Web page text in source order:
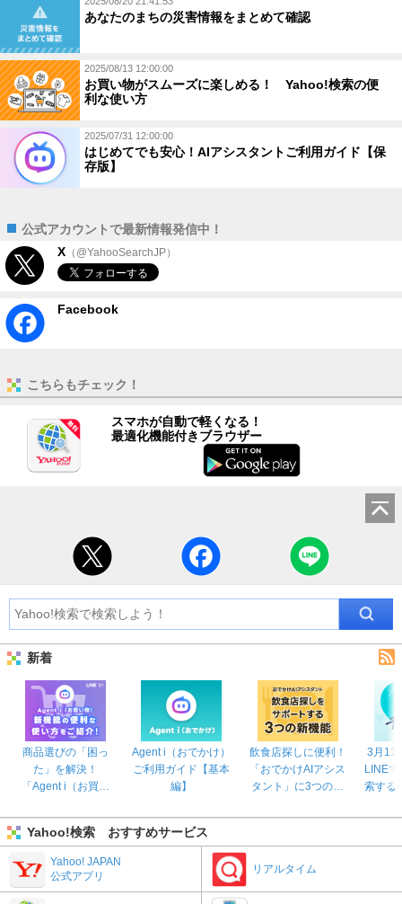
あなたのまちの災害情報をまとめて確認
2025/08/13 12:00:00
お買い物がスムーズに楽しめる！ Yahoo!検索の便
利な使い方
2025/07/31 12:00:00
はじめてでも安心！AIアシスタントご利用ガイド【保
存版】
公式アカウントで最新情報発信中！
X （@YahooSearchJP）
Facebook
こちらもチェック！
スマホが自動で軽くなる！
最適化機能付きブラウザー
新着
商品選びの「困っ
た」を解決！
「Agent i（お買い
紹介
Agent i​（おで​かけ）​
ご利用​ガイド【基本
編】
飲食店探しに便利！
「おでかけAIアシス
タント」に3つの新
3月11
LINE
索する
つき10
Yahoo!検索 おすすめサービス
Yahoo! JAPAN
公式アプリ
リアルタイム